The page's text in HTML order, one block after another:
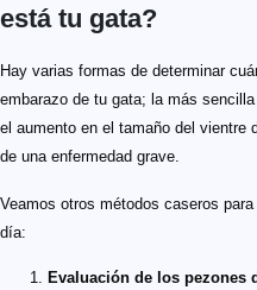
está tu gata?
Hay varias formas de determinar
embarazo de tu gata; la más sencilla
el aumento en el tamaño del vientre
de una enfermedad grave.
Veamos otros métodos caseros
día:
Evaluación de los pezones